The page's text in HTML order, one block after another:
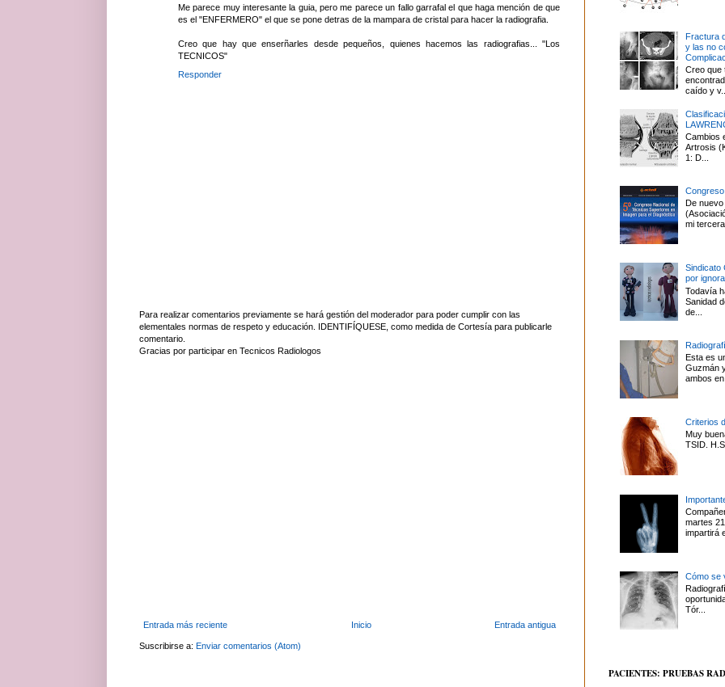
Me parece muy interesante la guia, pero me parece un fallo garrafal el que haga mención de que
es el "ENFERMERO" el que se pone detras de la mampara de cristal para hacer la radiografia.
Creo que hay que enserñarles desde pequeños, quienes hacemos las radiografias... "Los
TECNICOS"
Responder
Para realizar comentarios previamente se hará gestión del moderador para poder cumplir con las
elementales normas de respeto y educación. IDENTIFÍQUESE, como medida de Cortesía para publicarle
comentario.
Gracias por participar en Tecnicos Radiologos
Entrada más reciente Entrada antigua
Inicio
Suscribirse a: Enviar comentarios (Atom)
Fractura
y las no
Creo que
caído y
Cambios
Artrosis
1: D...
De
mi
Sindicato
por
Todavía
Sanidad
de...
Esta es
Guzmán
ambos
Criterios
Muy
TSID.
martes
impartirá
Cómo se
Tór...
PACIENTES: PRUEBAS